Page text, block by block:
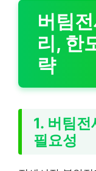
버팀
리, 한
략
1. 버팀
필요성